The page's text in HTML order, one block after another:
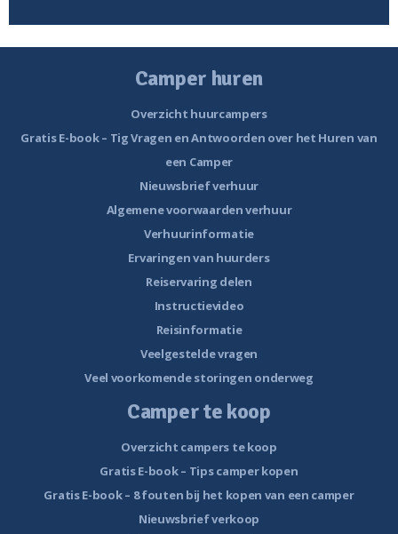
Camper huren
Overzicht huurcampers
Gratis E-book – Tig Vragen en Antwoorden over het Huren van
een Camper
Nieuwsbrief verhuur
Algemene voorwaarden verhuur
Verhuurinformatie
Ervaringen van huurders
Reiservaring delen
Instructievideo
Reisinformatie
Veelgestelde vragen
Veel voorkomende storingen onderweg
Camper te koop
Overzicht campers te koop
Gratis E-book – Tips camper kopen
Gratis E-book – 8 fouten bij het kopen van een camper
Nieuwsbrief verkoop